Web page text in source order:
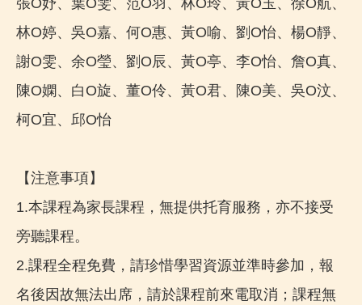
林O婷、吳O嘉、何O惠、黃O喻、劉O怡、楊O靜、
謝O雯、余O瑩、劉O辰、黃O亭、李O怡、詹O真、
陳O嫻、白O旋、董O伶、黃O君、陳O美、吳O汶、
柯O宜、邱O怡
【注意事項】
1.本課程為家長課程，無提供托育服務，亦不接受
旁聽課程。
2.課程全程免費，請珍惜學習資源並準時參加，報
名後因故無法出席，請於課程前來電取消；課程無